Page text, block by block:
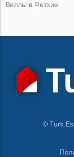
Виллы в Фетхие
©